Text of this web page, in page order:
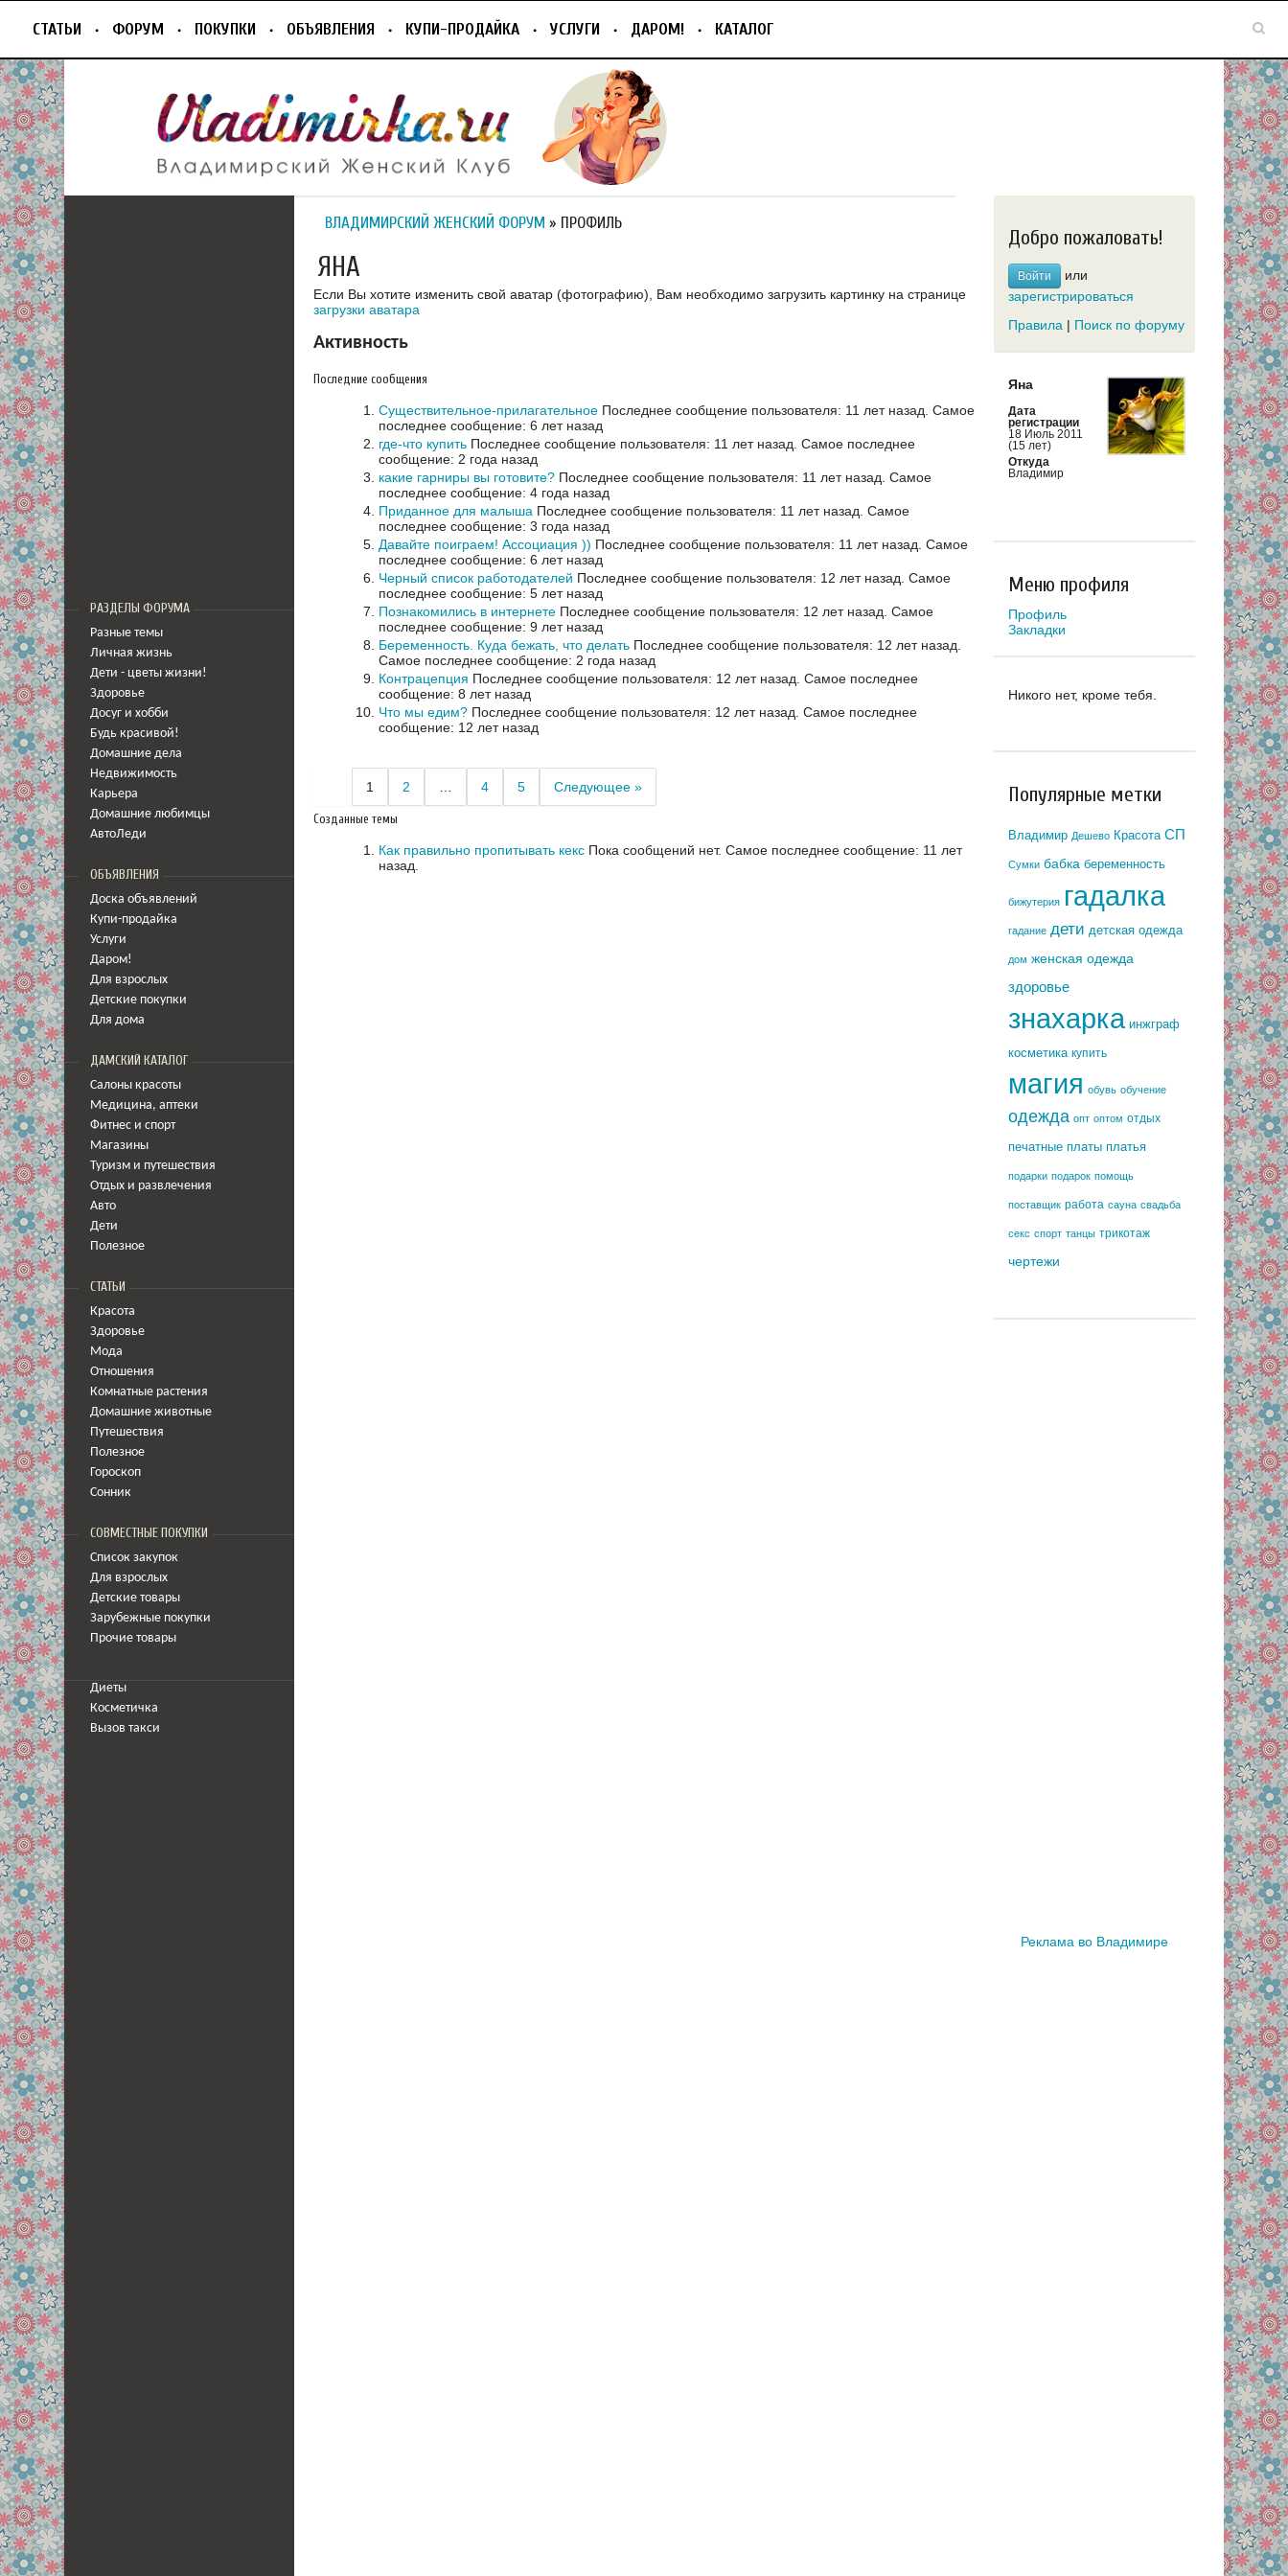
СТАТЬИ ФОРУМ ПОКУПКИ ОБЪЯВЛЕНИЯ КУПИ-ПРОДАЙКА УСЛУГИ ДАРОМ! КАТАЛОГ
РАЗДЕЛЫ ФОРУМА
Разные темы
Личная жизнь
Дети - цветы жизни!
Здоровье
Досуг и хобби
Будь красивой!
Домашние дела
Недвижимость
Карьера
Домашние любимцы
АвтоЛеди
ОБЪЯВЛЕНИЯ
Доска объявлений
Купи-продайка
Услуги
Даром!
Для взрослых
Детские покупки
Для дома
ДАМСКИЙ КАТАЛОГ
Салоны красоты
Медицина, аптеки
Фитнес и спорт
Магазины
Туризм и путешествия
Отдых и развлечения
Авто
Дети
Полезное
СТАТЬИ
Красота
Здоровье
Мода
Отношения
Комнатные растения
Домашние животные
Путешествия
Полезное
Гороскоп
Сонник
СОВМЕСТНЫЕ ПОКУПКИ
Список закупок
Для взрослых
Детские товары
Зарубежные покупки
Прочие товары
Диеты
Косметичка
Вызов такси
ВЛАДИМИРСКИЙ ЖЕНСКИЙ ФОРУМ » ПРОФИЛЬ
ЯНА
Если Вы хотите изменить свой аватар (фотографию), Вам необходимо загрузить картинку на странице
загрузки аватара
Активность
Последние сообщения
Существительное-прилагательное Последнее сообщение пользователя: 11 лет назад. Самое
последнее сообщение: 6 лет назад
где-что купить Последнее сообщение пользователя: 11 лет назад. Самое последнее
сообщение: 2 года назад
какие гарниры вы готовите? Последнее сообщение пользователя: 11 лет назад. Самое
последнее сообщение: 4 года назад
Приданное для малыша Последнее сообщение пользователя: 11 лет назад. Самое
последнее сообщение: 3 года назад
Давайте поиграем! Ассоциация )) Последнее сообщение пользователя: 11 лет назад. Самое
последнее сообщение: 6 лет назад
Черный список работодателей Последнее сообщение пользователя: 12 лет назад. Самое
последнее сообщение: 5 лет назад
Познакомились в интернете Последнее сообщение пользователя: 12 лет назад. Самое
последнее сообщение: 9 лет назад
Беременность. Куда бежать, что делать Последнее сообщение пользователя: 12 лет назад.
Самое последнее сообщение: 2 года назад
Контрацепция Последнее сообщение пользователя: 12 лет назад. Самое последнее
сообщение: 8 лет назад
Что мы едим? Последнее сообщение пользователя: 12 лет назад. Самое последнее
сообщение: 12 лет назад
1 2 4 5 Следующее »
Созданные темы
Как правильно пропитывать кекс Пока сообщений нет. Самое последнее сообщение: 11 лет
назад.
Добро пожаловать!
Войти
или
зарегистрироваться
Правила | Поиск по форуму
Яна
Дата
регистрации
18 Июль 2011
(15 лет)
Откуда
Владимир
Меню профиля
Профиль
Закладки
Никого нет, кроме тебя.
Популярные метки
Владимир Дешево Красота СП
Сумки бабка беременность
бижутерия гадалка
гадание дети детская одежда
дом женская одежда
здоровье
знахарка инжграф
косметика купить
магия обувь обучение
одежда опт оптом отдых
печатные платы платья
подарки подарок помощь
поставщик работа сауна свадьба
секс спорт танцы трикотаж
чертежи
Реклама во Владимире